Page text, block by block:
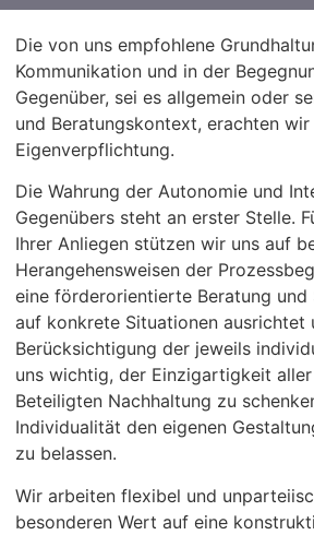
Die von uns empfohlene
Kommunikation und in der
Gegenüber, sei es allgemein oder
und Beratungskontext, erachten wir
Eigenverpflichtung.
Die Wahrung der Autonomie und
Gegenübers steht an erster Stelle.
Ihrer Anliegen stützen wir uns auf
Herangehensweisen der
eine förderorientierte Beratung und
auf konkrete Situationen ausrichtet
Berücksichtigung der jeweils
uns wichtig, der Einzigartigkeit
Beteiligten Nachhaltung zu
Individualität den eigenen
zu belassen.
Wir arbeiten flexibel und
besonderen Wert auf eine